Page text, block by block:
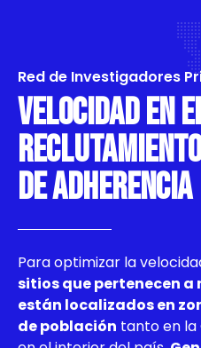
Red de Investigadores
VELOCIDAD EN
DE ADHERENCIA
Para optimizar la
sitios que pertenecen a
están localizados en
de población tanto en la